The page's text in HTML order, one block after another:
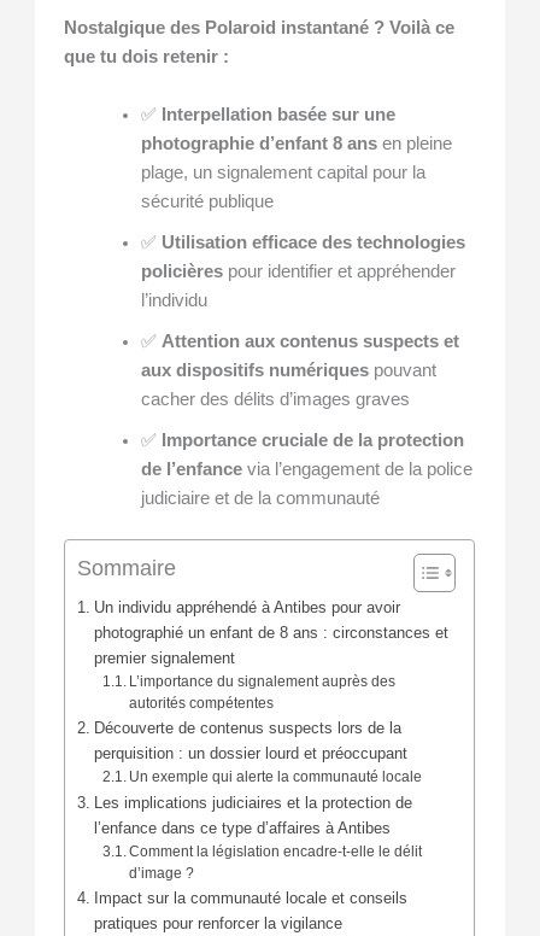
Nostalgique des Polaroid instantané ? Voilà ce
que tu dois retenir :
✅
Interpellation basée sur une
photographie d’enfant 8 ansen pleine
plage, un signalement capital pour la
sécurité publique
✅ Utilisation efficace des technologies
policièrespour identifier et appréhender
l’individu
✅ Attention aux contenus suspects et
aux dispositifs numériquespouvant
cacher des délits d’images graves
✅
Importance cruciale de la protection
de l’enfancevia l’engagement de la police
judiciaire et de la communauté
Sommaire
Un individu appréhendé à Antibes pour avoir
photographié un enfant de 8 ans : circonstances et
premier signalement
L’importance du signalement auprès des
autorités compétentes
Découverte de contenus suspects lors de la
perquisition : un dossier lourd et préoccupant
Un exemple qui alerte la communauté locale
Les implications judiciaires et la protection de
l’enfance dans ce type d’affaires à Antibes
Comment la législation encadre-t-elle le délit
d’image ?
Impact sur la communauté locale et conseils
pratiques pour renforcer la vigilance